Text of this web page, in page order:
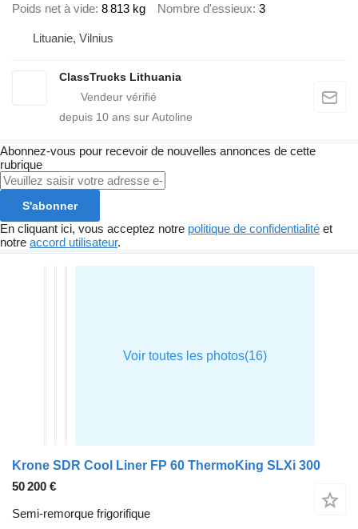
Poids net à vide 8 813 kg Nombre d'essieux 3
Lituanie, Vilnius
ClassTrucks Lithuania
depuis 10 ans sur Autoline
Abonnez-vous pour recevoir de nouvelles annonces de cette
rubrique
S'abonner
En cliquant ici, vous acceptez notre politique de confidentialité et
notre accord utilisateur.
Krone SDR Cool Liner FP 60 ThermoKing SLXi 300
50 200 €
Semi-remorque frigorifique